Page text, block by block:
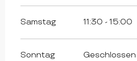
Samstag 11:30 - 15:00
Sonntag Geschlossen